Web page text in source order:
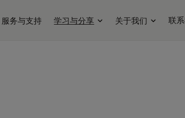
服务与支持 学习与分享 关于我们 联